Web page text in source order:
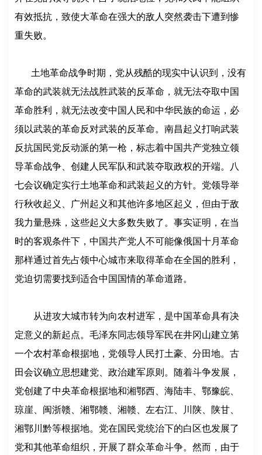
有效抵抗，致使大革命在强大的敌人突然袭击下遭到惨
重失败。
土地革命战争时期，党从残酷的现实中认识到，没有
革命的武装就无法战胜武装的反革命，就无法夺取中国
革命胜利，就无法改变中国人民和中华民族的命运，必
须以武装的革命反对武装的反革命。南昌起义打响武装
反抗国民党反动派的第一枪，标志着中国共产党独立领
导革命战争、创建人民军队和武装夺取政权的开端。八
七会议确定实行土地革命和武装起义的方针。党领导举
行秋收起义、广州起义和其他许多地区起义，但由于敌
我力量悬殊，这些起义大多数失败了。事实证明，在当
时的客观条件下，中国共产党人不可能像俄国十月革命
那样通过首先占领中心城市来取得革命在全国的胜利，
党迫切需要找到适合中国国情的革命道路。
从进攻大城市转为向农村进军，是中国革命具有决
定意义的新起点。毛泽东同志领导军民在井冈山建立第
一个农村革命根据地，党领导人民打土豪、分田地。古
田会议确立思想建党、政治建军原则。随着斗争发展，
党创建了中央革命根据地和湘鄂西、海陆丰、鄂豫皖、
琼崖、闽浙赣、湘鄂赣、湘赣、左右江、川陕、陕甘、
湘鄂川黔等根据地。党在国民党统治下的白区也发展了
党和其他革命组织，开展了群众革命斗争。然而，由于